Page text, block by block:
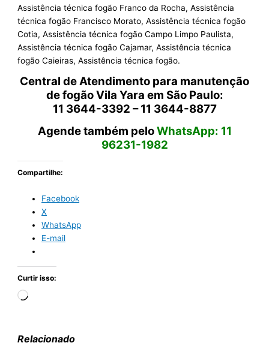
Assistência técnica fogão Franco da Rocha, Assistência
técnica fogão Francisco Morato, Assistência técnica fogão
Cotia, Assistência técnica fogão Campo Limpo Paulista,
Assistência técnica fogão Cajamar, Assistência técnica
fogão Caieiras, Assistência técnica fogão.
Central de Atendimento para manutenção
de fogão Vila Yara em São Paulo:
11 3644-3392 – 11 3644-8877
Agende também peloWhatsApp: 11
96231-1982
Compartilhe:
Facebook
X
WhatsApp
E-mail
Curtir isso:
Carregando...
Relacionado